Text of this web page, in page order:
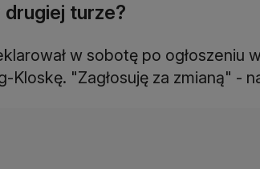
drugiej turze?
w sobotę po ogłoszeniu
Kloskę. "Zagłosuję za zmianą" -